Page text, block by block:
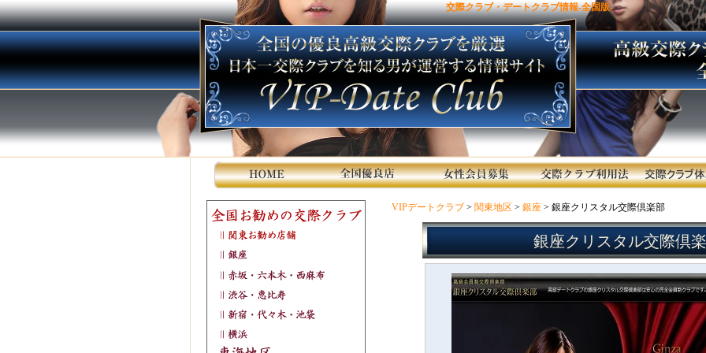
交際クラブ・デートクラブ情報-全国版-
VIPデートクラブ > 関東地区 > 銀座 > 銀座クリスタル交際倶楽部
銀座クリスタル交際倶